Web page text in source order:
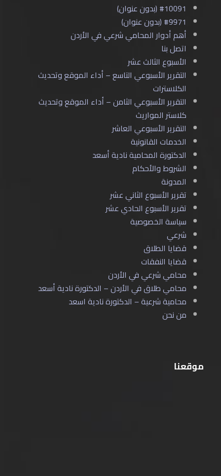
#10091 (بدون عنوان)
#9971 (بدون عنوان)
أهم أدوار المحامي شرعي في الأردن
اتصل بنا
الأسبوع الثالث عشر
التقرير الأسبوعي التاسع – أداء الموقع وتحديث
الكلاسترات
التقرير الأسبوعي الثامن – أداء الموقع وتحديث
كلاستر المواريث
التقرير الأسبوعي العاشر
الخدمات القانونية
الدكتورة المحامية نادية أسعد
الشروط والأحكام
المدونة
تقرير الأسبوع الثاني عشر
تقرير الأسبوع الحادي عشر
سياسة الخصوصية
شرعي
قضايا الطلاق
قضايا النفقات
محامي شرعي في الأردن
محامي طلاق في الأردن – الدكتورة نادية أسعد
محامية شرعية – الدكتورة نادية اسعد
من نحن
موقعنا